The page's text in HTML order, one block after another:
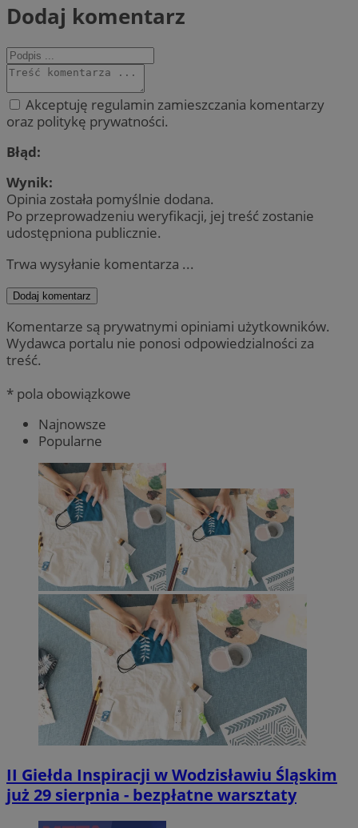
Dodaj komentarz
Akceptuję regulamin zamieszczania komentarzy
oraz politykę prywatności.
Błąd:
Wynik:
Opinia została pomyślnie dodana.
Po przeprowadzeniu weryfikacji, jej treść zostanie
udostępniona publicznie.
Trwa wysyłanie komentarza ...
Dodaj komentarz
Komentarze są prywatnymi opiniami użytkowników.
Wydawca portalu nie ponosi odpowiedzialności za
treść.
* pola obowiązkowe
Najnowsze
Popularne
II Giełda Inspiracji w Wodzisławiu Śląskim
już 29 sierpnia - bezpłatne warsztaty